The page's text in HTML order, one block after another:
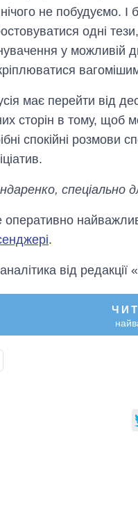
не побудуємо. І
одні
у можливій
має перейти від
сторін в тому, щоб
спокійні розмови
спеціально
.
від